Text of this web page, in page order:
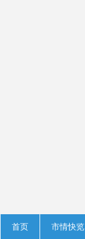
首页 市情快览